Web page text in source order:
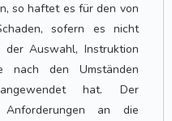
so haftet es für den von
sofern es nicht
Auswahl, Instruktion
nach den Umständen
hat. Der
an die